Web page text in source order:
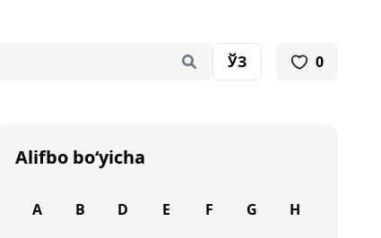
ЎЗ 0
Alifbo bo‘yicha
A B D E F G H